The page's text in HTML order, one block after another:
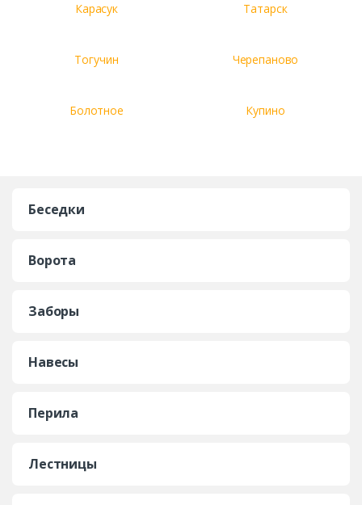
Карасук Татарск
Тогучин Черепаново
Болотное Купино
Беседки
Ворота
Заборы
Навесы
Перила
Лестницы